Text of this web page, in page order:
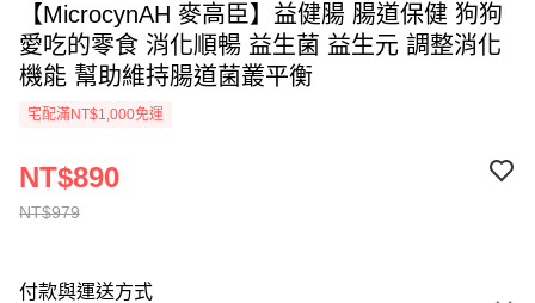
【MicrocynAH 麥高臣】益健腸 腸道保健 狗狗
愛吃的零食 消化順暢 益生菌 益生元 調整消化
機能 幫助維持腸道菌叢平衡
宅配滿NT$1,000免運
NT$979
NT$890
付款與運送方式